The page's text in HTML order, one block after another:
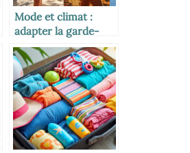
Mode et climat :
adapter la garde-
robe selon la saison